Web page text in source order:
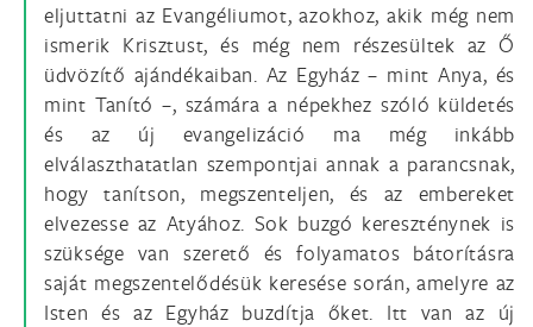
eljuttatni az Evangéliumot, azokhoz, akik még nem
ismerik Krisztust, és még nem részesültek az Ő
üdvözítő ajándékaiban. Az Egyház – mint Anya, és
mint Tanító –, számára a népekhez szóló küldetés
és az új evangelizáció ma még inkább
elválaszthatatlan szempontjai annak a parancsnak,
hogy tanítson, megszenteljen, és az embereket
elvezesse az Atyához. Sok buzgó kereszténynek is
szüksége van szerető és folyamatos bátorításra
saját megszentelődésük keresése során, amelyre az
Isten és az Egyház buzdítja őket. Itt van az új